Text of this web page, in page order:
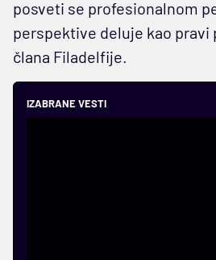
posveti se profesionalnom
perspektive deluje kao pravi
člana Filadelfije.
IZABRANE VESTI